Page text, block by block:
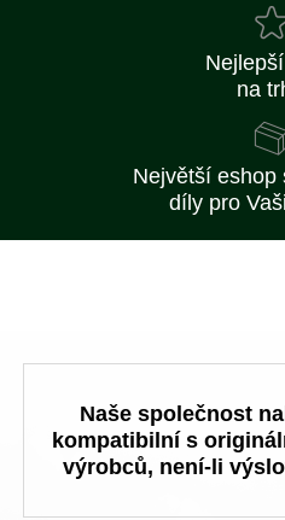
na
Největší eshop
díly pro
Naše společnost
kompatibilní s
výrobců, není-li